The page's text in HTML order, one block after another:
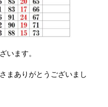
います。
まありがとうございまし